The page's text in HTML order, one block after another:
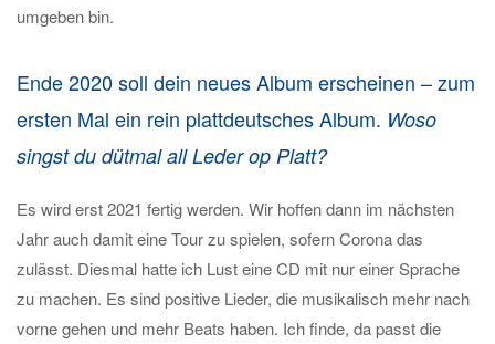
umgeben bin.
Ende 2020 soll dein neues Album erscheinen – zum
ersten Mal ein rein plattdeutsches Album. Woso
singst du dütmal all Leder op Platt?
Es wird erst 2021 fertig werden. Wir hoffen dann im nächsten
Jahr auch damit eine Tour zu spielen, sofern Corona das
zulässt. Diesmal hatte ich Lust eine CD mit nur einer Sprache
zu machen. Es sind positive Lieder, die musikalisch mehr nach
vorne gehen und mehr Beats haben. Ich finde, da passt die